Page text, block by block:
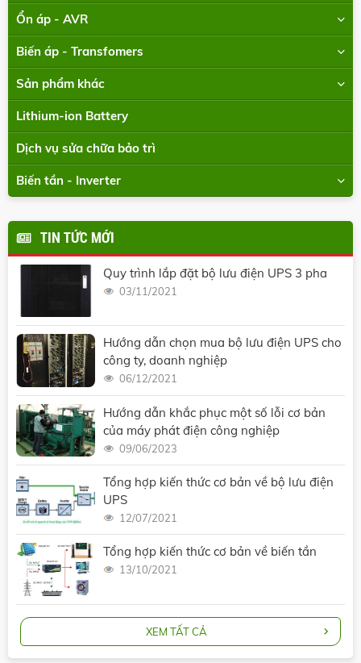
Ổn áp - AVR
Biến áp - Transfomers
Sản phẩm khác
Lithium-ion Battery
Dịch vụ sửa chữa bảo trì
Biến tần - Inverter
TIN TỨC MỚI
Quy trình lắp đặt bộ lưu điện UPS 3 pha
03/11/2021
Hướng dẫn chọn mua bộ lưu điện UPS cho
công ty, doanh nghiệp
06/12/2021
Hướng dẫn khắc phục một số lỗi cơ bản
của máy phát điện công nghiệp
09/06/2023
Tổng hợp kiến thức cơ bản về bộ lưu điện
UPS
12/07/2021
Tổng hợp kiến thức cơ bản về biến tần
13/10/2021
XEM TẤT CẢ